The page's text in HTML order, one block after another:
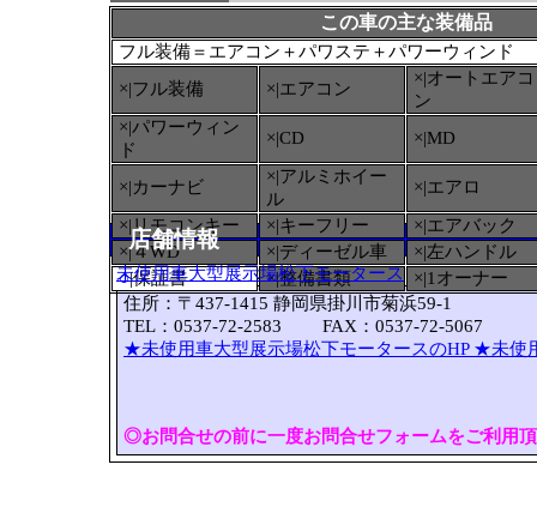
この車の主な装備品
フル装備＝エアコン＋パワステ＋パワーウィンド
×|フル装備
×|エアコン
×|オートエアコ
ン
×|パワーウィン
ド
×|CD ×|MD
×|カーナビ
×|アルミホイー
ル
×|エアロ
×|リモコンキー
×|キーフリー
×|エアバック
×|４WD
×|ディーゼル車
×|左ハンドル
○|保証書 ×|整備書類 ×|1オーナー
店舗情報
未使用車大型展示場松下モータース
住所：〒437-1415 静岡県掛川市菊浜59-1
TEL：0537-72-2583 FAX：0537-72-5067
★未使用車大型展示場松下モータースのHP ★未使
◎お問合せの前に一度お問合せフォームをご利用